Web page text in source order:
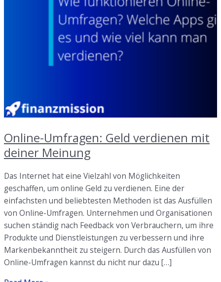
Online-Umfragen: Geld verdienen mit
deiner Meinung
Das Internet hat eine Vielzahl von Möglichkeiten
geschaffen, um online Geld zu verdienen. Eine der
einfachsten und beliebtesten Methoden ist das Ausfüllen
von Online-Umfragen. Unternehmen und Organisationen
suchen ständig nach Feedback von Verbrauchern, um ihre
Produkte und Dienstleistungen zu verbessern und ihre
Markenbekanntheit zu steigern. Durch das Ausfüllen von
Online-Umfragen kannst du nicht nur dazu […]